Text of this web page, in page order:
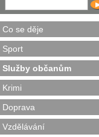
Co se děje
Sport
Služby občanům
Krimi
Doprava
Vzdělávání